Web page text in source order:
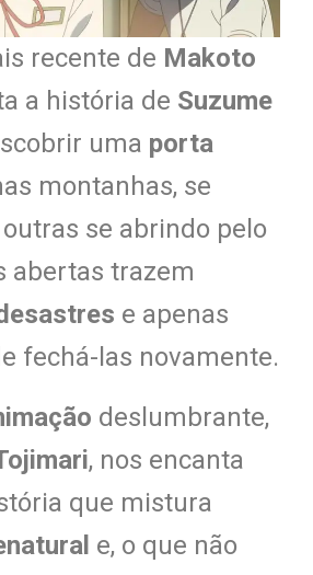
recente de Makoto
a história de Suzume
uma porta
montanhas, se
se abrindo pelo
abertas trazem
e apenas
fechá-las novamente.
deslumbrante,
, nos encanta
que mistura
e, o que não